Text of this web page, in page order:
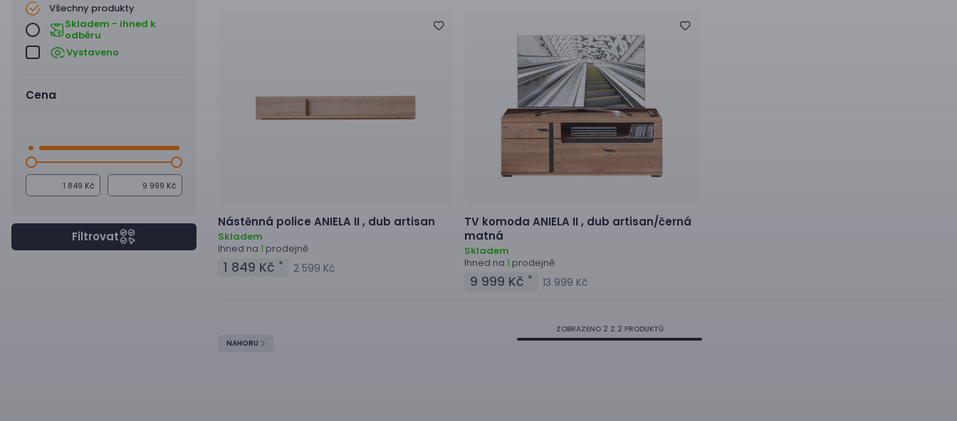
Všechny produkty
Skladem - ihned k
odběru
Vystaveno
Cena
Kč Kč
Filtrovat
Nástěnná police ANIELA II , dub artisan
Skladem
Ihned na 1 prodejně
1 849 Kč * 2 599 Kč
TV komoda ANIELA II , dub artisan/černá
matná
Skladem
Ihned na 1 prodejně
9 999 Kč * 13 999 Kč
NAHORU
ZOBRAZENO 2 Z 2 PRODUKTŮ